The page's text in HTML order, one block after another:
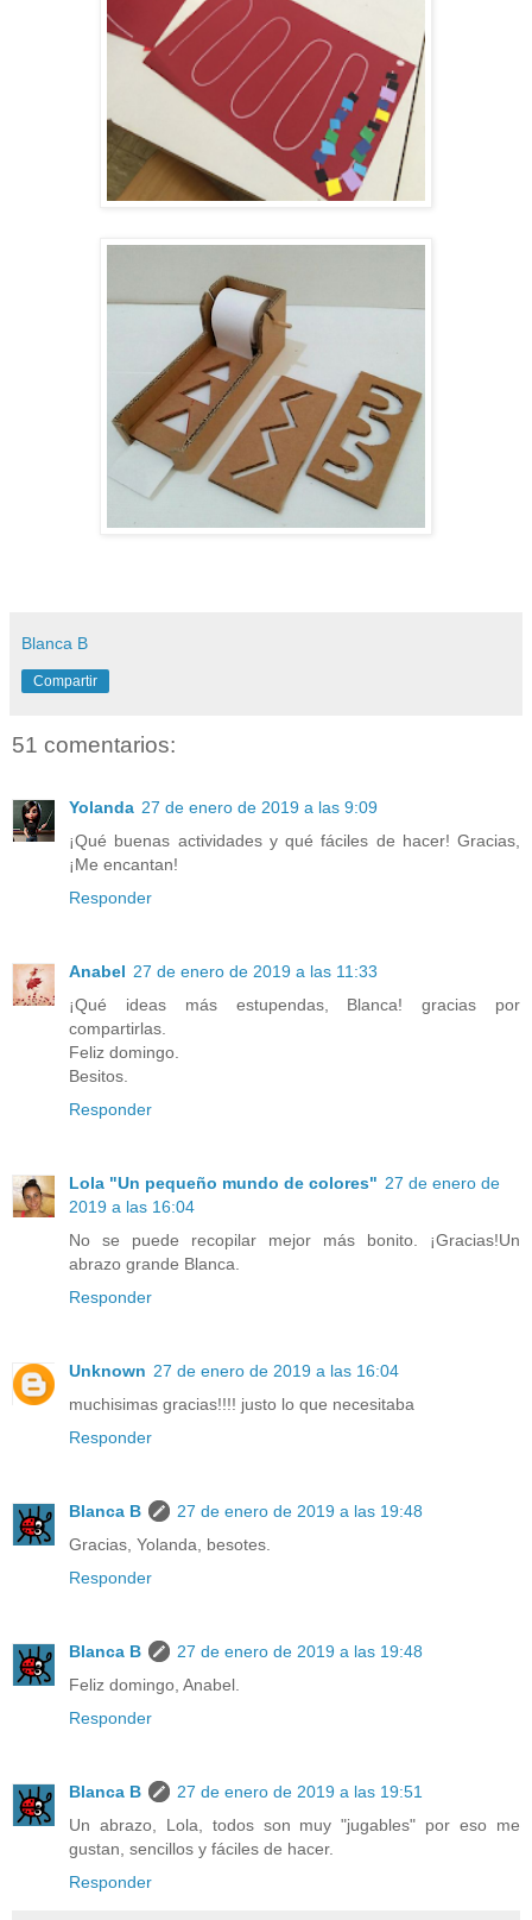
Blanca B
Compartir
51 comentarios:
Yolanda 27 de enero de 2019 a las 9:09
¡Qué buenas actividades y qué fáciles de hacer! Gracias,
¡Me encantan!
Responder
Anabel 27 de enero de 2019 a las 11:33
¡Qué ideas más estupendas, Blanca! gracias por
compartirlas.
Feliz domingo.
Besitos.
Responder
Lola "Un pequeño mundo de colores" 27 de enero de
2019 a las 16:04
No se puede recopilar mejor más bonito. ¡Gracias!Un
abrazo grande Blanca.
Responder
Unknown 27 de enero de 2019 a las 16:04
muchisimas gracias!!!! justo lo que necesitaba
Responder
Blanca B
27 de enero de 2019 a las 19:48
Gracias, Yolanda, besotes.
Responder
Blanca B
27 de enero de 2019 a las 19:48
Feliz domingo, Anabel.
Responder
Blanca B
27 de enero de 2019 a las 19:51
Un abrazo, Lola, todos son muy "jugables" por eso me
gustan, sencillos y fáciles de hacer.
Responder